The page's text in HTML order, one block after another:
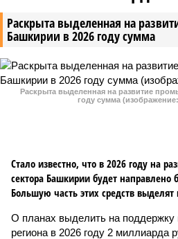
Раскрыта выделенная на
Башкирии в 2026 году сумма
Раскрыта выделенная на развитие
году сумма
Стало известно, что в 2026 году на
сектора Башкирии будет
Большую часть этих средств
О планах выделить на поддержку
региона в 2026 году 2 миллиарда